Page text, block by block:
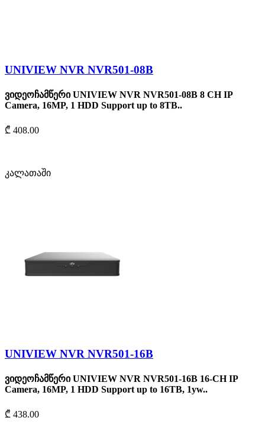
UNIVIEW NVR NVR501-08B
ვიდეოჩამწერი UNIVIEW NVR NVR501-08B 8 CH IP
Camera, 16MP, 1 HDD Support up to 8TB..
₾ 408.00
კალათაში
UNIVIEW NVR NVR501-16B
ვიდეოჩამწერი UNIVIEW NVR NVR501-16B 16-CH IP
Camera, 16MP, 1 HDD Support up to 16TB, 1yw..
₾ 438.00